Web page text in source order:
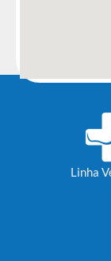
Linha